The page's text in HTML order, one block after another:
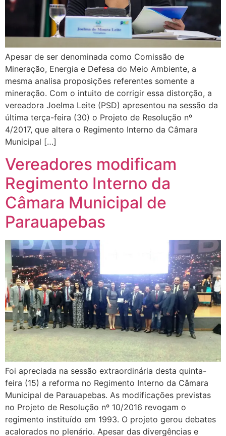
Apesar de ser denominada como Comissão de
Mineração, Energia e Defesa do Meio Ambiente, a
mesma analisa proposições referentes somente a
mineração. Com o intuito de corrigir essa distorção, a
vereadora Joelma Leite (PSD) apresentou na sessão da
última terça-feira (30) o Projeto de Resolução nº
4/2017, que altera o Regimento Interno da Câmara
Municipal […]
Vereadores modificam
Regimento Interno da
Câmara Municipal de
Parauapebas
Foi apreciada na sessão extraordinária desta quinta-
feira (15) a reforma no Regimento Interno da Câmara
Municipal de Parauapebas. As modificações previstas
no Projeto de Resolução nº 10/2016 revogam o
regimento instituído em 1993. O projeto gerou debates
acalorados no plenário. Apesar das divergências e